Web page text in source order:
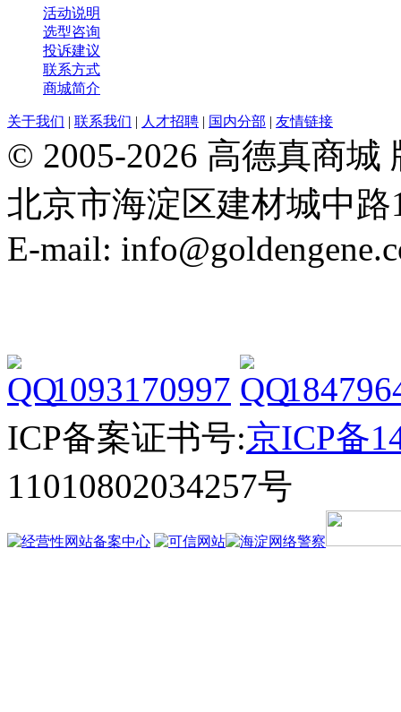
活动说明
选型咨询
投诉建议
联系方式
商城简介
关于我们 | 联系我们 | 人才招聘 | 国内分部 | 友情链接
© 2005-2026 高德真商
北京市海淀区建材城中路
E-mail:
1093170997
ICP备案证书号:京ICP备
11010802034257号